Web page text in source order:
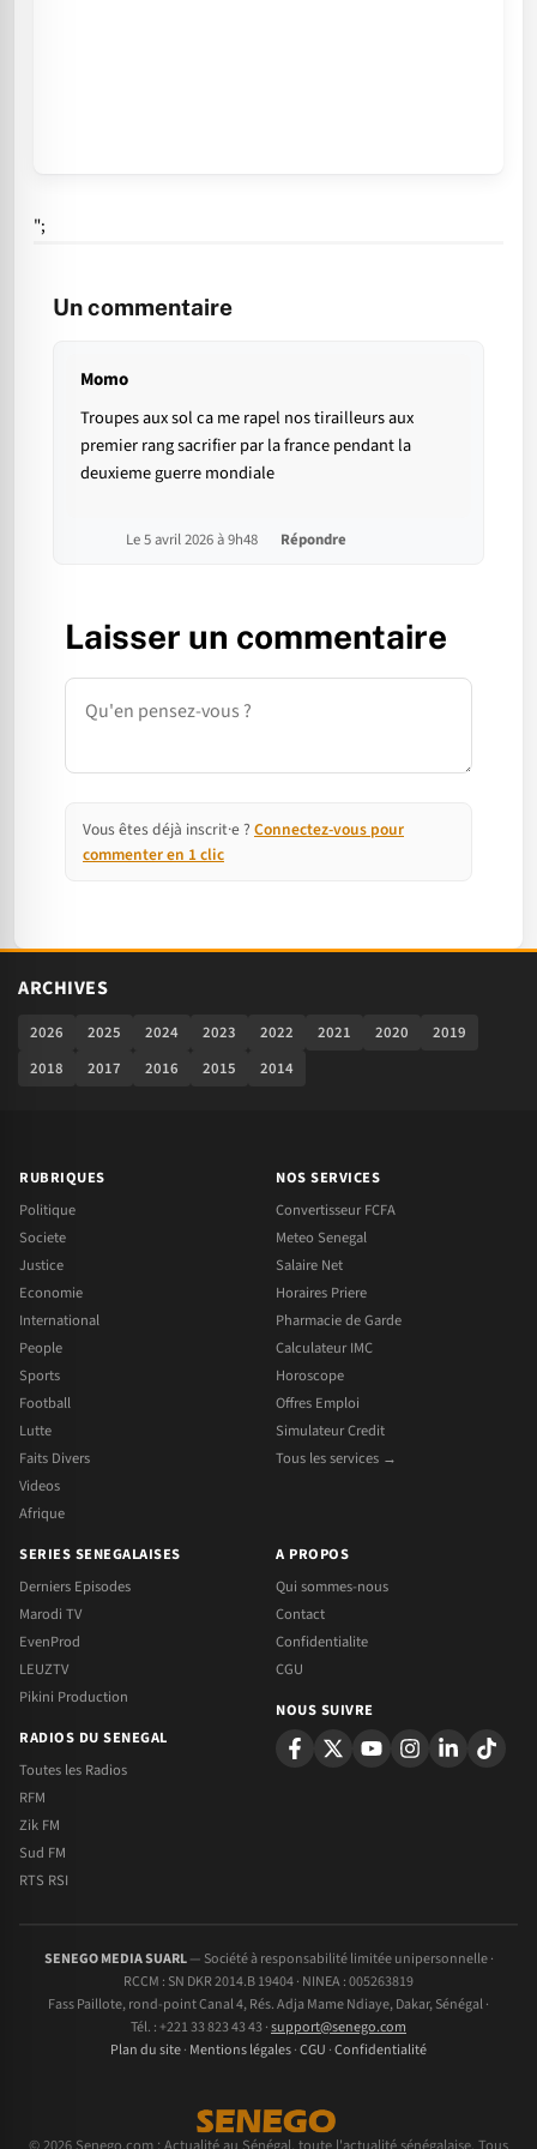
";
Un commentaire
Momo
Troupes aux sol ca me rapel nos tirailleurs aux
premier rang sacrifier par la france pendant la
deuxieme guerre mondiale
Le 5 avril 2026 à 9h48 Répondre
Laisser un commentaire
Commentaire
Vous êtes déjà inscrit·e ? Connectez-vous pour
commenter en 1 clic
ARCHIVES
2026 2025 2024 2023 2022 2021 2020
2019
2018
2017 2016 2015 2014
RUBRIQUES
Politique
Societe
Justice
Economie
International
People
Sports
Football
Lutte
Faits Divers
Videos
Afrique
NOS SERVICES
Convertisseur FCFA
Meteo Senegal
Salaire Net
Horaires Priere
Pharmacie de Garde
Calculateur IMC
Horoscope
Offres Emploi
Simulateur Credit
Tous les services →
SERIES SENEGALAISES
Derniers Episodes
Marodi TV
EvenProd
LEUZTV
Pikini Production
RADIOS DU SENEGAL
Toutes les Radios
RFM
Zik FM
Sud FM
RTS RSI
A PROPOS
Qui sommes-nous
Contact
Confidentialite
CGU
NOUS SUIVRE
SENEGO MEDIA SUARL— Société à responsabilité limitée unipersonnelle ·
RCCM : SN DKR 2014.B 19404 · NINEA : 005263819
Fass Paillote, rond-point Canal 4, Rés. Adja Mame Ndiaye, Dakar, Sénégal ·
Tél. : +221 33 823 43 43 ·support@senego.com
Plan du site· Mentions légales·CGU ·Confidentialité